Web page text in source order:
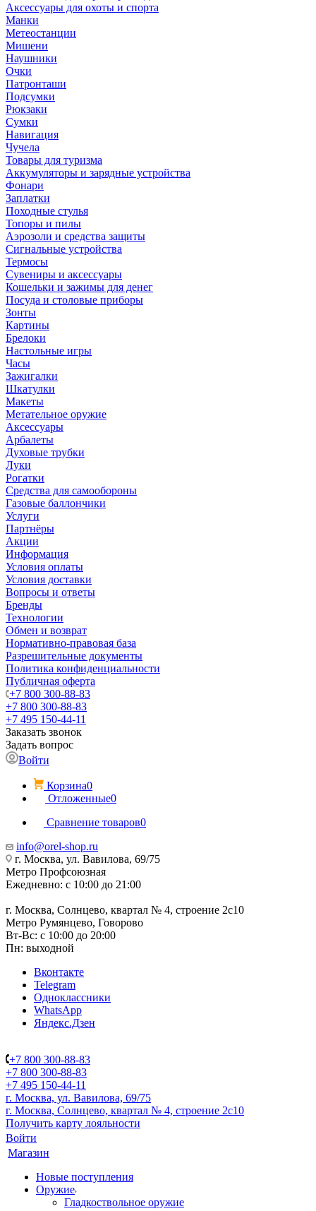
Аксессуары для охоты и спорта
Манки
Метеостанции
Мишени
Наушники
Очки
Патронташи
Подсумки
Рюкзаки
Сумки
Навигация
Чучела
Товары для туризма
Аккумуляторы и зарядные устройства
Фонари
Заплатки
Походные стулья
Топоры и пилы
Аэрозоли и средства защиты
Сигнальные устройства
Термосы
Сувениры и аксессуары
Кошельки и зажимы для денег
Посуда и столовые приборы
Зонты
Картины
Брелоки
Настольные игры
Часы
Зажигалки
Шкатулки
Макеты
Метательное оружие
Аксессуары
Арбалеты
Духовые трубки
Луки
Рогатки
Средства для самообороны
Газовые баллончики
Услуги
Партнёры
Акции
Информация
Условия оплаты
Условия доставки
Вопросы и ответы
Бренды
Технологии
Обмен и возврат
Нормативно-правовая база
Разрешительные документы
Политика конфиденциальности
Публичная оферта
+7 800 300-88-83
+7 800 300-88-83
+7 495 150-44-11
Заказать звонок
Задать вопрос
Войти
Корзина0
Отложенные0
Сравнение товаров0
info@orel-shop.ru
г. Москва, ул. Вавилова, 69/75
Метро Профсоюзная
Ежедневно: с 10:00 до 21:00
г. Москва, Солнцево, квартал № 4, строение 2с10
Метро Румянцево, Говорово
Вт-Вс: с 10:00 до 20:00
Пн: выходной
Вконтакте
Telegram
Одноклассники
WhatsApp
Яндекс.Дзен
+7 800 300-88-83
+7 800 300-88-83
+7 495 150-44-11
г. Москва, ул. Вавилова, 69/75
г. Москва, Солнцево, квартал № 4, строение 2с10
Получить карту лояльности
Войти
Магазин
Новые поступления
Оружие
Гладкоствольное оружие